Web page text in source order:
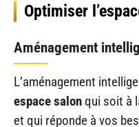
Optimiser
Aménagement
L’aménagement
espace salonqui soit à
et qui réponde à vos